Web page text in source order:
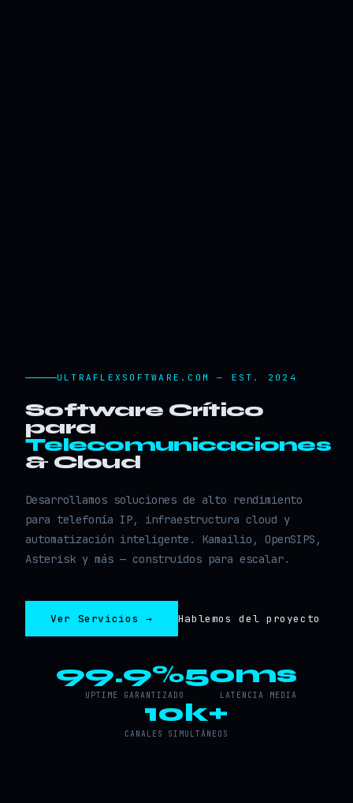
ULTRAFLEXSOFTWARE.COM — EST. 2024
Software Crítico
para
Telecomunicaciones
& Cloud
Desarrollamos soluciones de alto rendimiento
para telefonía IP, infraestructura cloud y
automatización inteligente. Kamailio, OpenSIPS,
Asterisk y más — construidos para escalar.
Ver Servicios → Hablemos del proyecto
99.9%
UPTIME GARANTIZADO
50ms
LATENCIA MEDIA
10k+
CANALES SIMULTÁNEOS